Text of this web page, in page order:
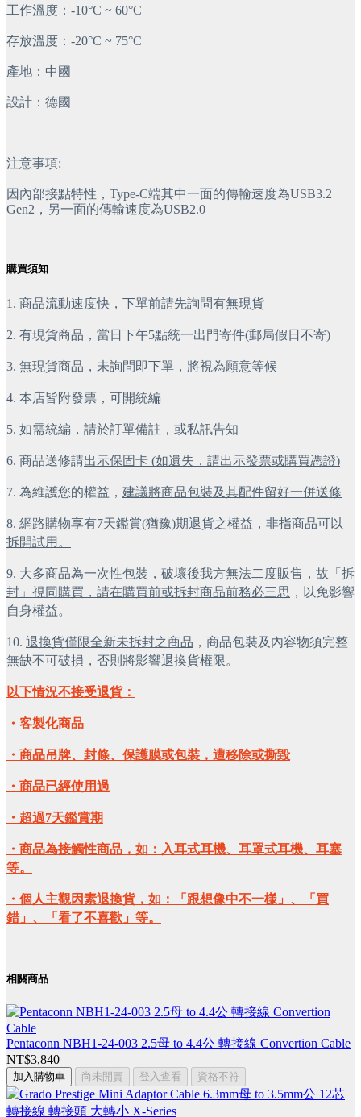
工作溫度：-10°C ~ 60°C
存放溫度：-20°C ~ 75°C
產地：中國
設計：德國
注意事項:
因內部接點特性，Type-C端其中一面的傳輸速度為USB3.2
Gen2，另一面的傳輸速度為USB2.0
購買須知
1. 商品流動速度快，下單前請先詢問有無現貨
2. 有現貨商品，當日下午5點統一出門寄件(郵局假日不寄)
3. 無現貨商品，未詢問即下單，將視為願意等候
4. 本店皆附發票，可開統編
5. 如需統編，請於訂單備註，或私訊告知
6. 商品送修請出示保固卡 (如遺失，請出示發票或購買憑證)
7. 為維護您的權益， 建議將商品包裝及其配件留好一併送修
8. 網路購物享有7天鑑賞(猶豫)期退貨之權益，非指商品可以
拆開試用。
9. 大多商品為一次性包裝，破壞後我方無法二度販售，故「拆
封」視同購買，請在購買前或拆封商品前務必三思 ，以免影響
自身權益。
10. 退換貨僅限全新未拆封之商品 ，商品包裝及內容物須完整
無缺不可破損，否則將影響退換貨權限。
以下情況不接受退貨：
・客製化商品
・商品吊牌、封條、保護膜或包裝，遭移除或撕毀
・商品已經使用過
・超過7天鑑賞期
・商品為接觸性商品，如：入耳式耳機、耳罩式耳機、耳塞
等。
・個人主觀因素退換貨，如：「跟想像中不一樣」、「買
錯」、「看了不喜歡」等。
相關商品
Pentaconn NBH1-24-003 2.5母 to 4.4公 轉接線 Convertion Cable
NT$3,840
加入購物車 尚未開賣 登入查看 資格不符